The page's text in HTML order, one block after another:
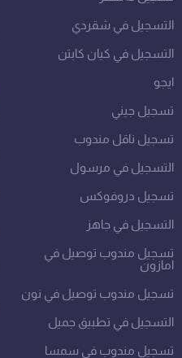
التسجيل في شقردي
التسجيل في كيان كابتن
ايجو
تسجيل جيني
تسجيل ناقل مندوب
التسجيل في مرسول
تسجيل دروفوكس
التسجيل في جاهز
تسجيل مندوب توصيل في
امازون
تسجيل مندوب توصيل في نون
التسجيل في تطبيق جميل
تسجيل مندوب في سمسا